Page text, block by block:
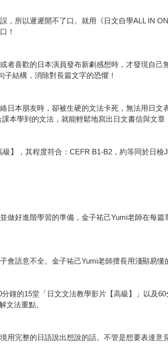
所以遲遲開不了口。就用《日文自學ALL IN
！
喜歡的日本演員發布新劇感想時，才發現自己
結構，消除對長篇文字的恐懼！
本朋友時，卻被生硬的文法卡死，無法用日文
本學到的文法，就能輕鬆地寫出日文書信與文章
】，其程度符合：CEFR B1-B2，約等同於日
好進階學習的準備，金子祐己Yumi老師在每篇
語意不全。金子祐己Yumi老師擅長用淺顯易
鐘的15堂「日文文法教學影片【高級】」以及
文法重點。
完整的日語說出想說的話。不管是想要表達意